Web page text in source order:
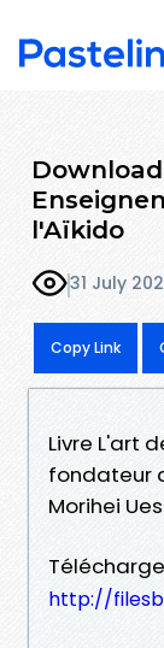
l'Aïkido
31 July
Copy Link
Livre L'art
fondateur
Morihei
http://